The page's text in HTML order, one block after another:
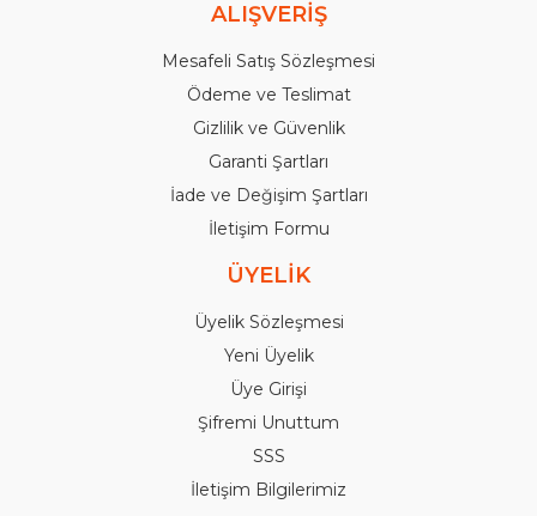
ALIŞVERİŞ
Mesafeli Satış Sözleşmesi
Ödeme ve Teslimat
Gizlilik ve Güvenlik
Garanti Şartları
İade ve Değişim Şartları
İletişim Formu
ÜYELİK
Üyelik Sözleşmesi
Yeni Üyelik
Üye Girişi
Şifremi Unuttum
SSS
İletişim Bilgilerimiz